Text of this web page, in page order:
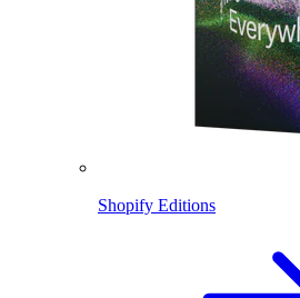
Shopify Editions